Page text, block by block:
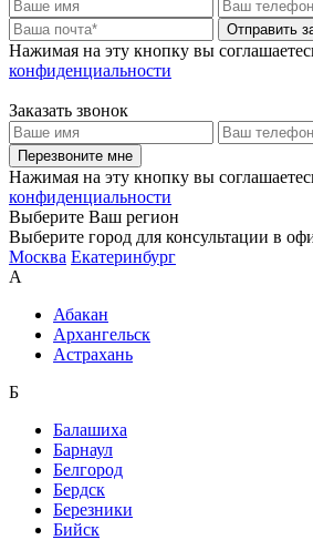
Отправить
Нажимая на эту кнопку вы
конфиденциальности
Заказать звонок
Перезвоните мне
Нажимая на эту кнопку вы
конфиденциальности
Выберите Ваш регион
Выберите город для консультации в
Москва Екатеринбург
А
Абакан
Архангельск
Астрахань
Б
Балашиха
Барнаул
Белгород
Бердск
Березники
Бийск